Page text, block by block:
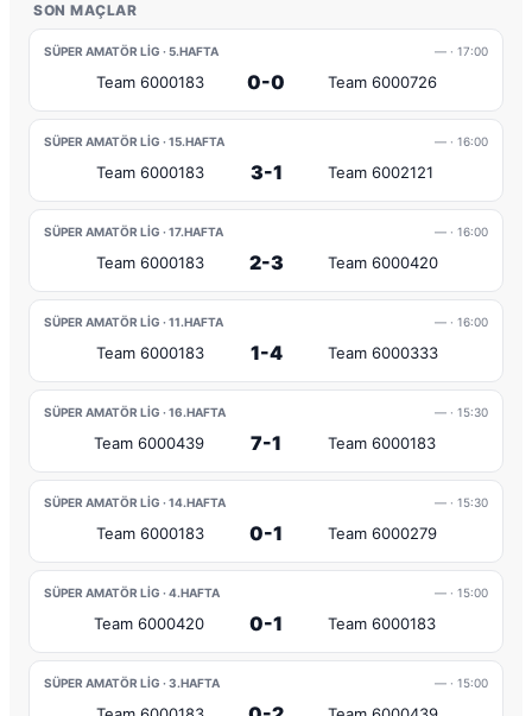
SON MAÇLAR
SÜPER AMATÖR LIG · 5.HAFTA — · 17:00
Team 6000183 0-0 Team 6000726
SÜPER AMATÖR LIG · 15.HAFTA — · 16:00
Team 6000183 3-1 Team 6002121
SÜPER AMATÖR LIG · 17.HAFTA — · 16:00
Team 6000183 2-3 Team 6000420
SÜPER AMATÖR LIG · 11.HAFTA — · 16:00
Team 6000183 1-4 Team 6000333
SÜPER AMATÖR LIG · 16.HAFTA — · 15:30
Team 6000439 7-1 Team 6000183
SÜPER AMATÖR LIG · 14.HAFTA — · 15:30
Team 6000183 0-1 Team 6000279
SÜPER AMATÖR LIG · 4.HAFTA — · 15:00
Team 6000420 0-1 Team 6000183
SÜPER AMATÖR LIG · 3.HAFTA — · 15:00